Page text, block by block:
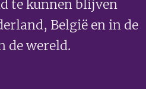
te kunnen blijven
België en in de
de wereld.